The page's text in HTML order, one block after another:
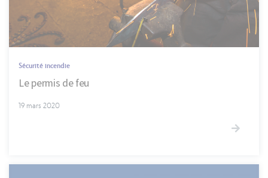
Sécurité incendie
Le permis de feu
19 mars 2020